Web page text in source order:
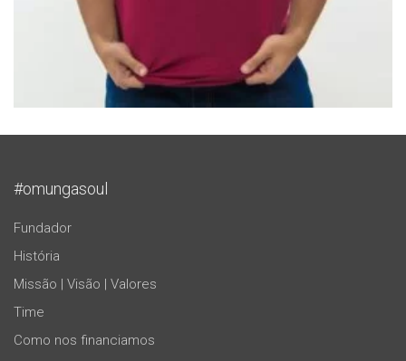
#omungasoul
Fundador
História
Missão | Visão | Valores
Time
Como nos financiamos